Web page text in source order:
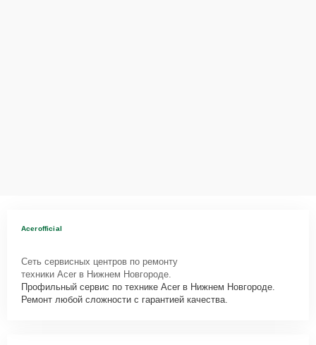
Acerofficial
Сеть сервисных центров по ремонту
техники Acer в Нижнем Новгороде.
Профильный сервис по технике Acer в Нижнем Новгороде.
Ремонт любой сложности с гарантией качества.